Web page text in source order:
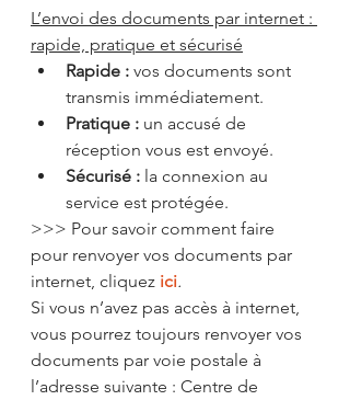
L’envoi des documents par internet :
rapide, pratique et sécurisé
Rapide : vos documents sont
transmis immédiatement.
Pratique : un accusé de
réception vous est envoyé.
Sécurisé : la connexion au
service est protégée.
>>> Pour savoir comment faire
pour renvoyer vos documents par
internet, cliquez ici.
Si vous n’avez pas accès à internet,
vous pourrez toujours renvoyer vos
documents par voie postale à
l’adresse suivante : Centre de